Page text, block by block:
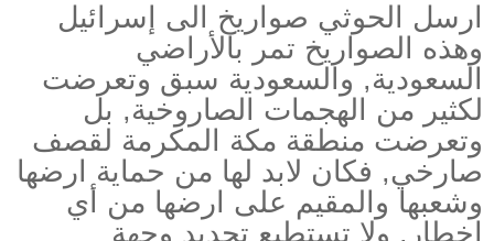
ارسل الحوثي صواريخ الى إسرائيل
وهذه الصواريخ تمر بالأراضي
السعودية, والسعودية سبق وتعرضت
لكثير من الهجمات الصاروخية, بل
وتعرضت منطقة مكة المكرمة لقصف
صارخي, فكان لابد لها من حماية ارضها
وشعبها والمقيم على ارضها من أي
اخطار, ولا تستطيع تحديد وجهة